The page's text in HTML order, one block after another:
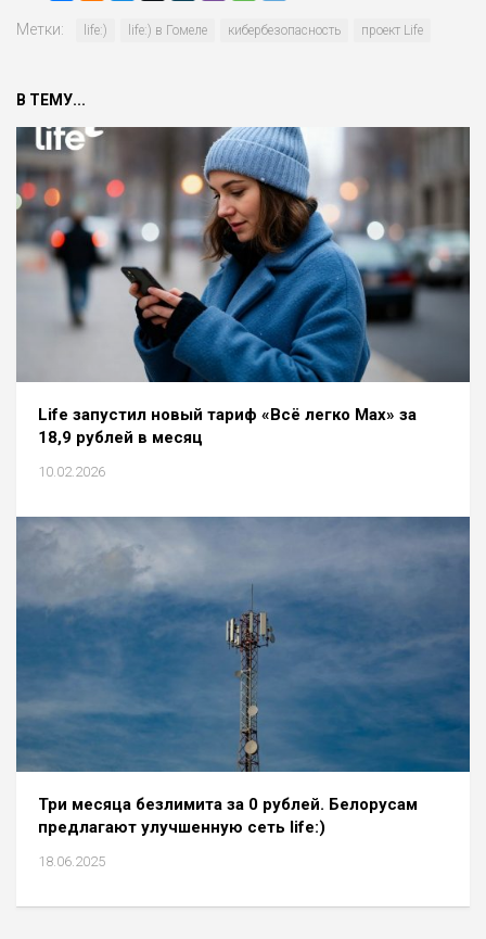
Метки: life:) life:) в Гомеле кибербезопасность проект Life
В ТЕМУ...
Life запустил новый тариф «Всё легко Max» за
18,9 рублей в месяц
10.02.2026
Три месяца безлимита за 0 рублей. Белорусам
предлагают улучшенную сеть life:)
18.06.2025